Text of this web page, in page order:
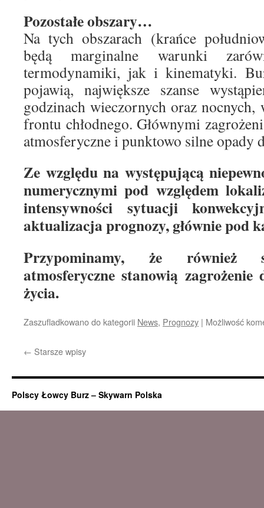
Pozostałe obszary…
Na tych obszarach (krańce
będą marginalne warunki
termodynamiki, jak i kinematyki.
pojawią, największe szanse
godzinach wieczornych oraz nocnych,
frontu chłodnego. Głównymi
atmosferyczne i punktowo silne opady
Ze względu na występującą
numerycznymi pod względem
intensywności sytuacji
aktualizacja prognozy, głównie pod
Przypominamy, że również
atmosferyczne stanowią
życia.
Zaszufladkowano do kategorii News, Prognozy | Możliwość
← Starsze wpisy
Polscy Łowcy Burz – Skywarn Polska